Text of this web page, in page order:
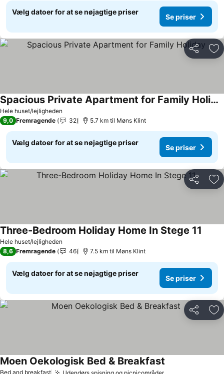
Vælg datoer for at se nøjagtige priser
Se priser
Del
Hele huset/lejligheden
Spacious Private Apartment for Family Holiday
9,0 Fremragende 32 5.7 km til Møns Klint
Vælg datoer for at se nøjagtige priser
Se priser
Del
Hele huset/lejligheden
Three-Bedroom Holiday Home In Stege 11
8,6 Fremragende 46 7.5 km til Møns Klint
Vælg datoer for at se nøjagtige priser
Se priser
Del
Bed and breakfast Udendørs spisning og picnicområder
Moen Oekologisk Bed & Breakfast